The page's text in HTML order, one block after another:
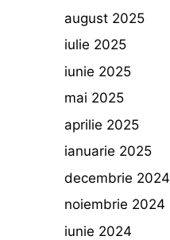
august 2025
iulie 2025
iunie 2025
mai 2025
aprilie 2025
ianuarie 2025
decembrie 2024
noiembrie 2024
iunie 2024